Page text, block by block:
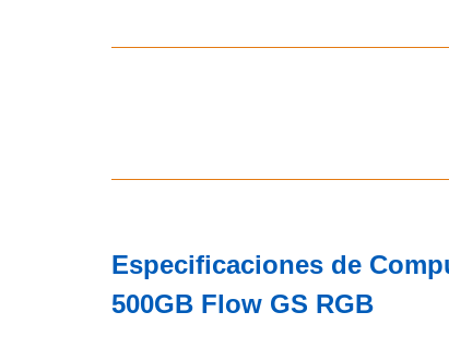
Especificaciones de
500GB Flow GS RGB